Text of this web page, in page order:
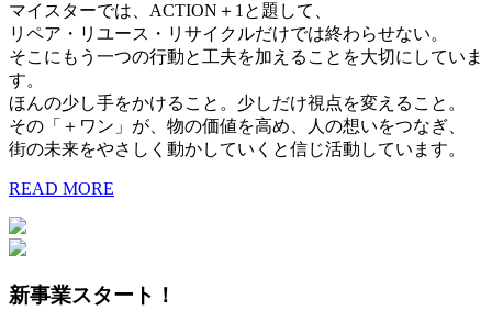
マイスターでは、ACTION＋1と題して、
リペア・リユース・リサイクルだけでは終わらせない。
そこにもう一つの行動と工夫を加えることを大切にしていま
す。
ほんの少し手をかけること。少しだけ視点を変えること。
その「＋ワン」が、物の価値を高め、人の想いをつなぎ、
街の未来をやさしく動かしていくと信じ活動しています。
READ MORE
新事業スタート！